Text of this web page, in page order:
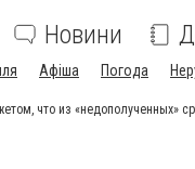
Новини
Афіша Погода
что из «недополученных»